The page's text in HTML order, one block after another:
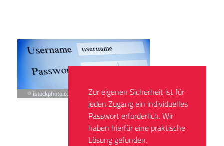
© istockphoto.com/crstrbrtZur eigenen Sicherheit ist für
jeden Zugang ein individuelles
Passwort erforderlich. Wir
haben hierfür eine praktische
Lösung gefunden.